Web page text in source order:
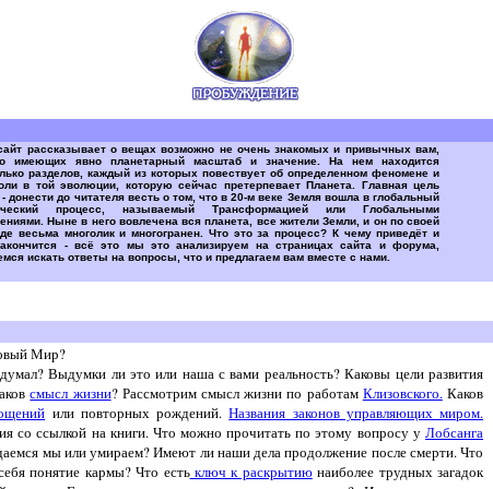
рассказывает о вещах возможно не очень знакомых и привычных вам,
имеющих явно планетарный масштаб и значение. На нем находится
разделов, каждый из которых повествует об определенном феномене и
в той эволюции, которую сейчас претерпевает Планета. Главная цель
- донести до читателя весть о том, что в 20-м веке Земля вошла в глобальный
процесс, называемый Трансформацией или Глобальными
Ныне в него вовлечена вся планета, все жители Земли, и он по своей
весьма многолик и многогранен. Что это за процесс? К чему приведёт и
- всё это мы это анализируем на страницах сайта и форума,
искать ответы на вопросы, что и предлагаем вам вместе с нами.
Мир?
Выдумки ли это или наша с вами реальность? Каковы цели развития
смысл жизни? Рассмотрим смысл жизни по работам Клизовского.Каков
или повторных рождений.Названия законов управляющих миром.
со ссылкой на книги. Что можно прочитать по этому вопросу у Лобсанга
мы или умираем? Имеют ли наши дела продолжение после смерти. Что
понятие кармы? Что естьключ к раскрытиюнаиболее трудных загадок